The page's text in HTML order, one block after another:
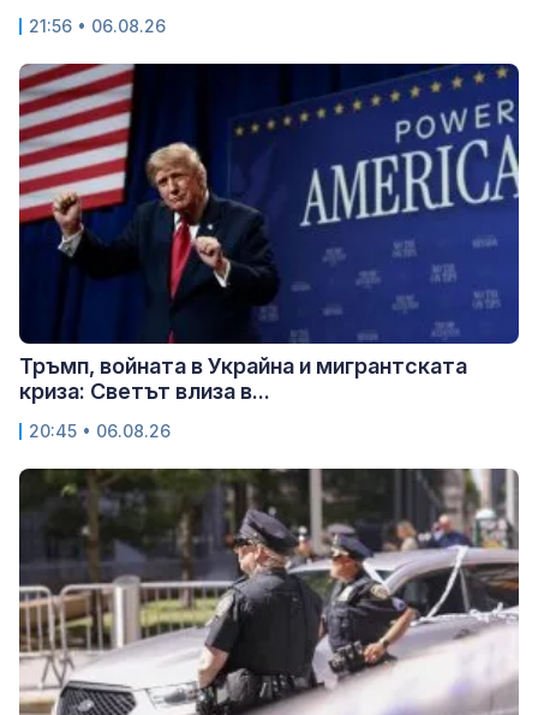
21:56 • 06.08.26
Тръмп, войната в Украйна и мигрантската
криза: Светът влиза в...
20:45 • 06.08.26